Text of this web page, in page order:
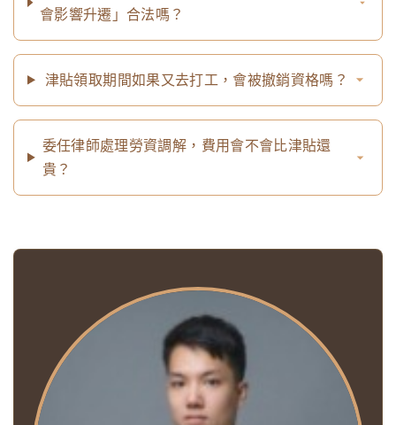
會影響升遷」合法嗎？
津貼領取期間如果又去打工，會被撤銷資格嗎？
委任律師處理勞資調解，費用會不會比津貼還
貴？